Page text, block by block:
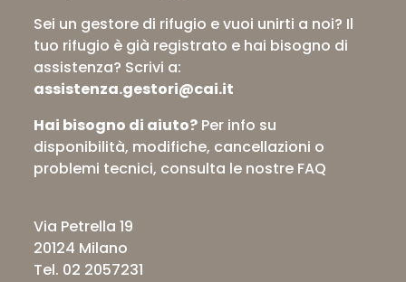
Sei un gestore di rifugio e vuoi unirti a noi? Il
tuo rifugio è già registrato e hai bisogno di
assistenza? Scrivi a:
assistenza.gestori@cai.it
Hai bisogno di aiuto? Per info su
disponibilità, modifiche, cancellazioni o
problemi tecnici, consulta le nostre FAQ
Via Petrella 19
20124 Milano
Tel. 02 2057231